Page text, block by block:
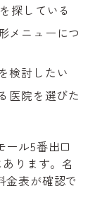
探している
メニューにつ
検討したい
医院を選びた
ール5番出口
ります。名
金表が確認で